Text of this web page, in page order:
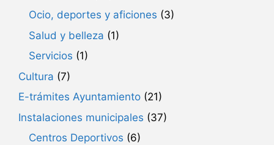
Ocio, deportes y aficiones (3)
Salud y belleza (1)
Servicios (1)
Cultura (7)
E-trámites Ayuntamiento (21)
Instalaciones municipales (37)
Centros Deportivos (6)